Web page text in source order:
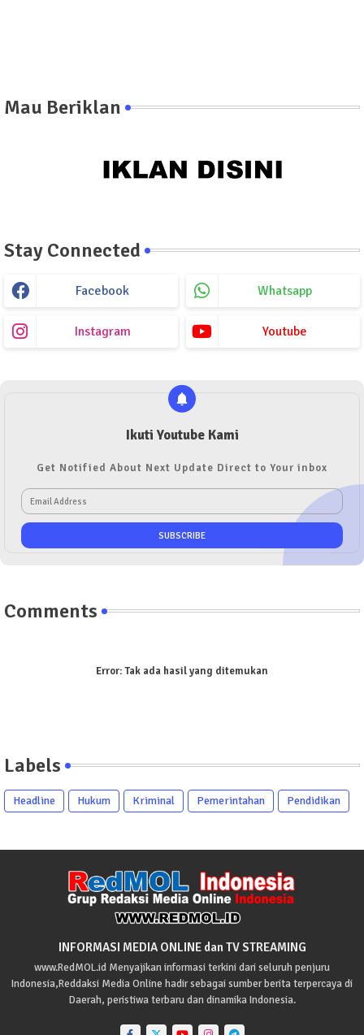
Mau Beriklan
Stay Connected
Facebook Whatsapp
Instagram Youtube
Ikuti Youtube Kami
Get Notified About Next Update Direct to Your inbox
Comments
Error:Tak ada hasil yang ditemukan
Labels
Headline Hukum Kriminal Pemerintahan Pendidikan
INFORMASI MEDIA ONLINE dan TV STREAMING
www.RedMOL.id Menyajikan informasi terkini dari seluruh penjuru
Indonesia,Reddaksi Media Online hadir sebagai sumber berita terpercaya di
Daerah, peristiwa terbaru dan dinamika Indonesia.